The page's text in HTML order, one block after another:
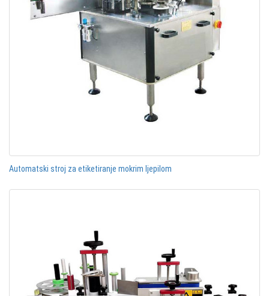
Automatski stroj za etiketiranje mokrim ljepilom